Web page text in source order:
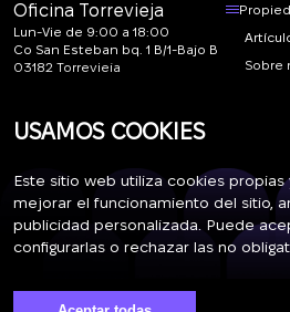
Oficina Torrevieja
Lun-Vie de 9:00 a 18:00
Co San Esteban bq. 1 B/1-Bajo B
03182 Torrevieja
life.estate
Sobre
Suscríbase a nuestras noticias. Envío
USAMOS COOKIES
Este sitio web utiliza cookies
mejorar el funcionamiento del sitio,
publicidad personalizada. Puede
configurarlas o rechazar las no